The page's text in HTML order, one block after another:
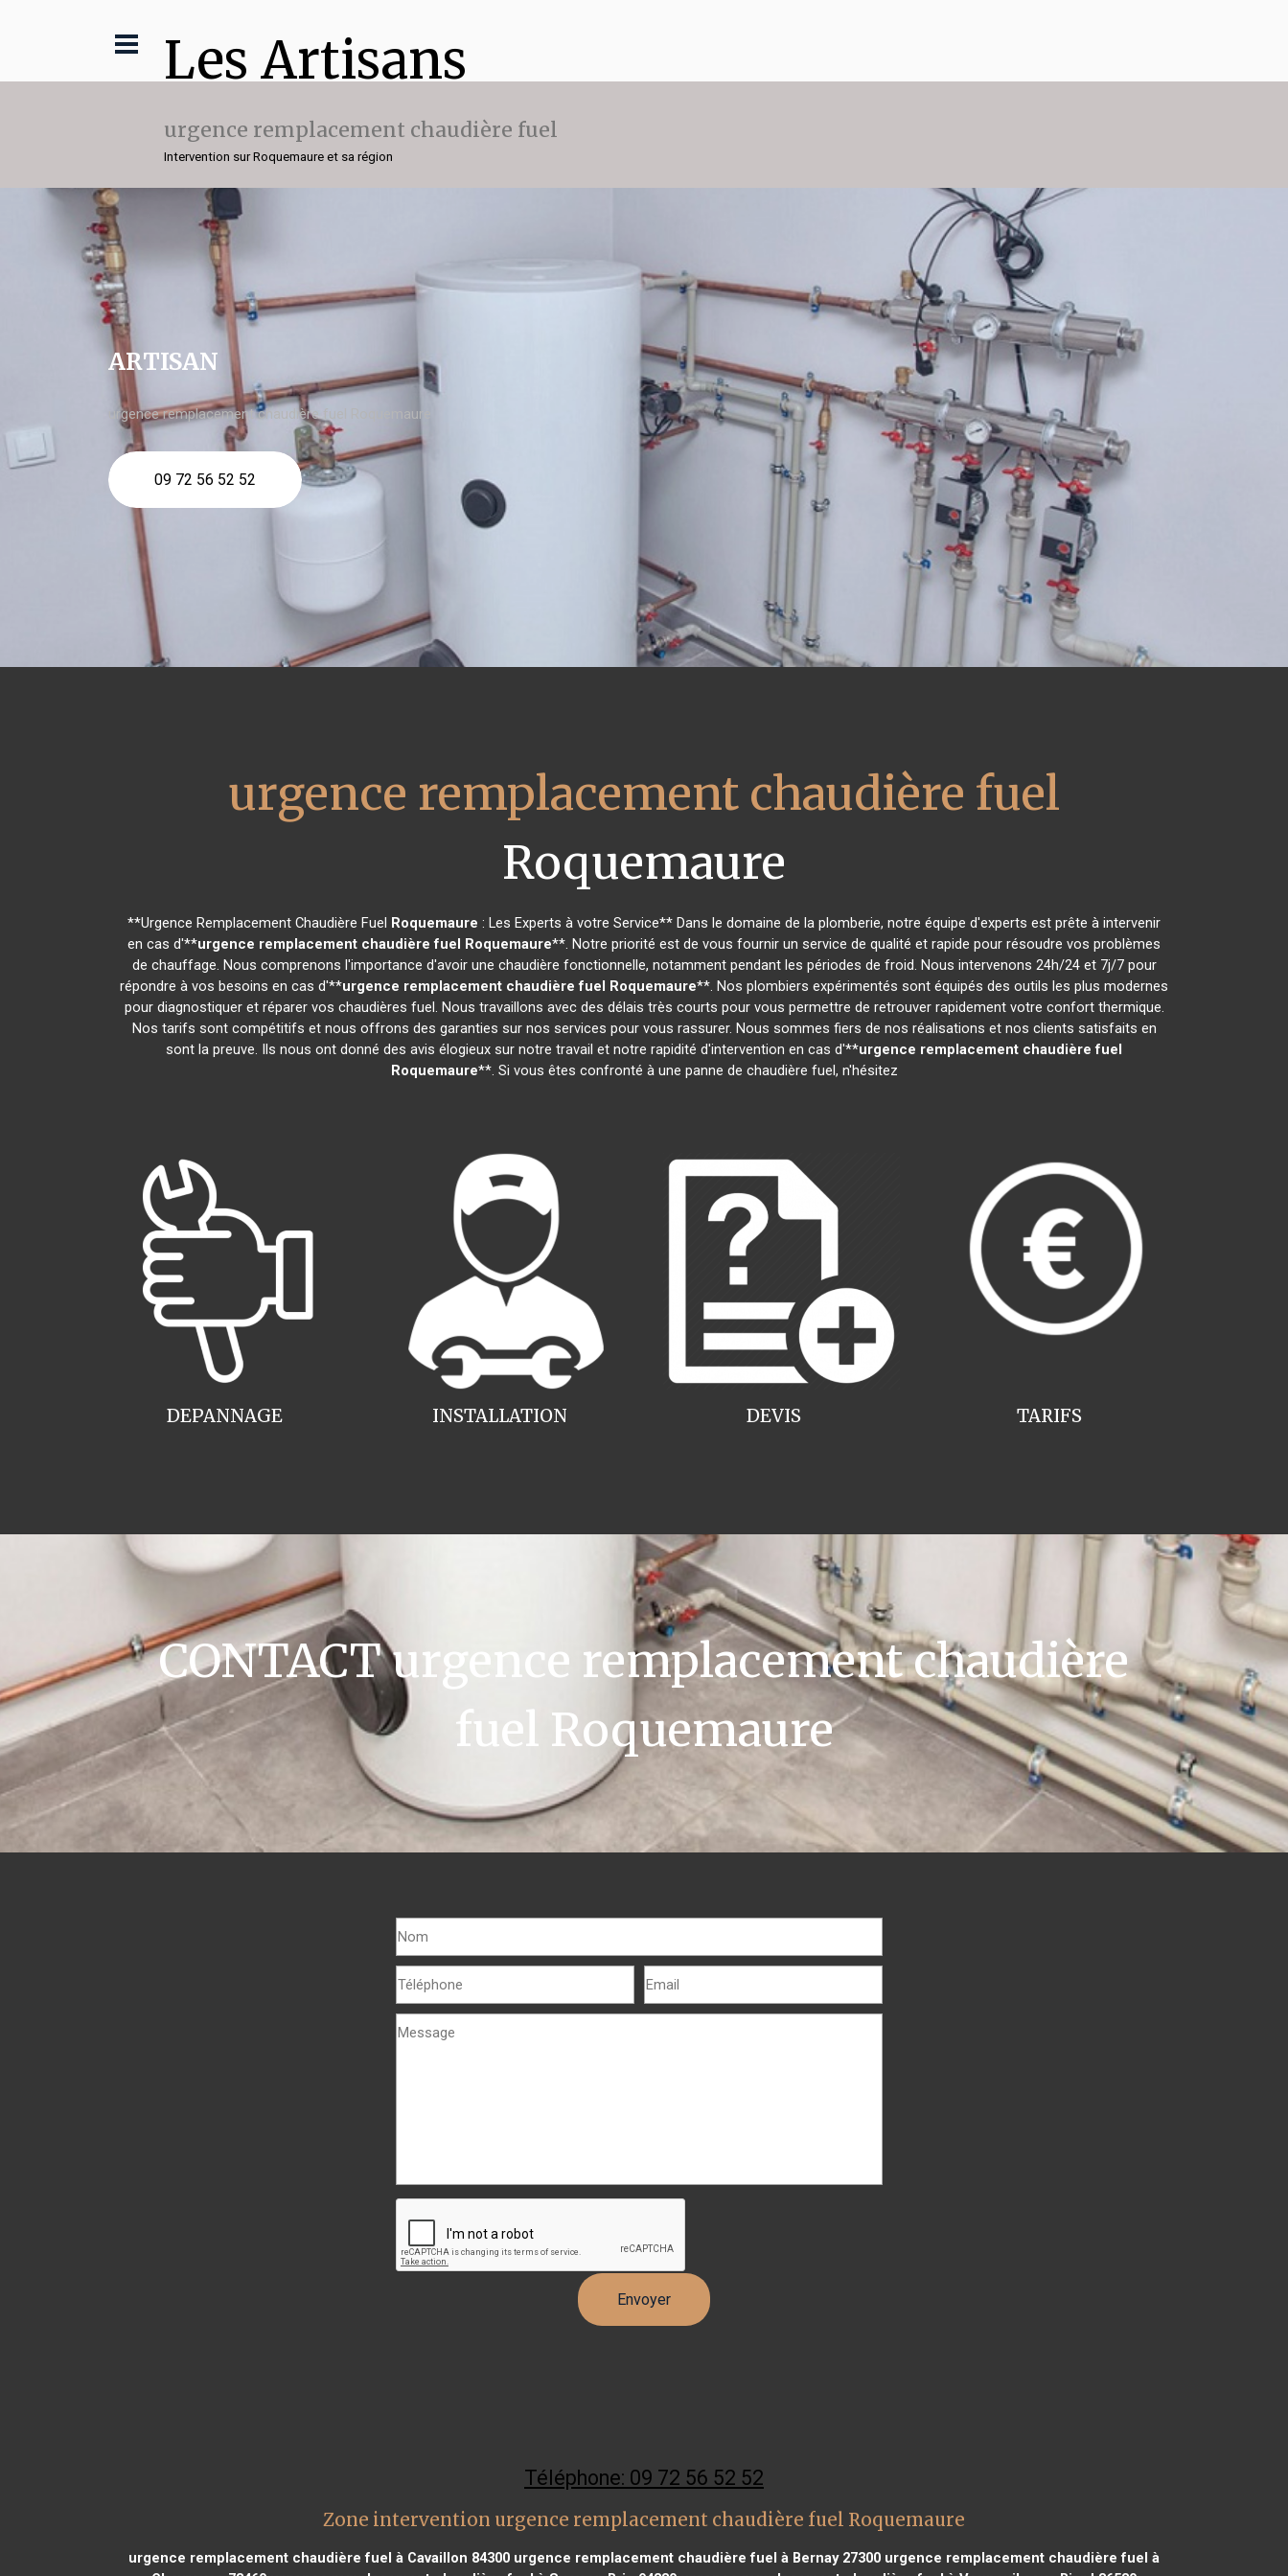
Les Artisans
urgence remplacement chaudière fuel
Intervention sur Roquemaure et sa région
ARTISAN
urgence remplacement chaudière fuel Roquemaure
09 72 56 52 52
urgence remplacement chaudière fuel
Roquemaure
**Urgence Remplacement Chaudière Fuel Roquemaure : Les Experts à votre Service** Dans le domaine de la plomberie, notre équipe d'experts est prête à intervenir
en cas d'**urgence remplacement chaudière fuel Roquemaure**. Notre priorité est de vous fournir un service de qualité et rapide pour résoudre vos problèmes
de chauffage. Nous comprenons l'importance d'avoir une chaudière fonctionnelle, notamment pendant les périodes de froid. Nous intervenons 24h/24 et 7j/7 pour
répondre à vos besoins en cas d'**urgence remplacement chaudière fuel Roquemaure**. Nos plombiers expérimentés sont équipés des outils les plus modernes
pour diagnostiquer et réparer vos chaudières fuel. Nous travaillons avec des délais très courts pour vous permettre de retrouver rapidement votre confort thermique.
Nos tarifs sont compétitifs et nous offrons des garanties sur nos services pour vous rassurer. Nous sommes fiers de nos réalisations et nos clients satisfaits en
sont la preuve. Ils nous ont donné des avis élogieux sur notre travail et notre rapidité d'intervention en cas d'**urgence remplacement chaudière fuel
Roquemaure**. Si vous êtes confronté à une panne de chaudière fuel, n'hésitez
INSTALLATION
DEPANNAGE TARIFS
DEVIS
CONTACT urgence remplacement chaudière
fuel Roquemaure
Téléphone: 09 72 56 52 52
Zone intervention urgence remplacement chaudière fuel Roquemaure
urgence remplacement chaudière fuel à Cavaillon 84300 urgence remplacement chaudière fuel à Bernay 27300 urgence remplacement chaudière fuel à